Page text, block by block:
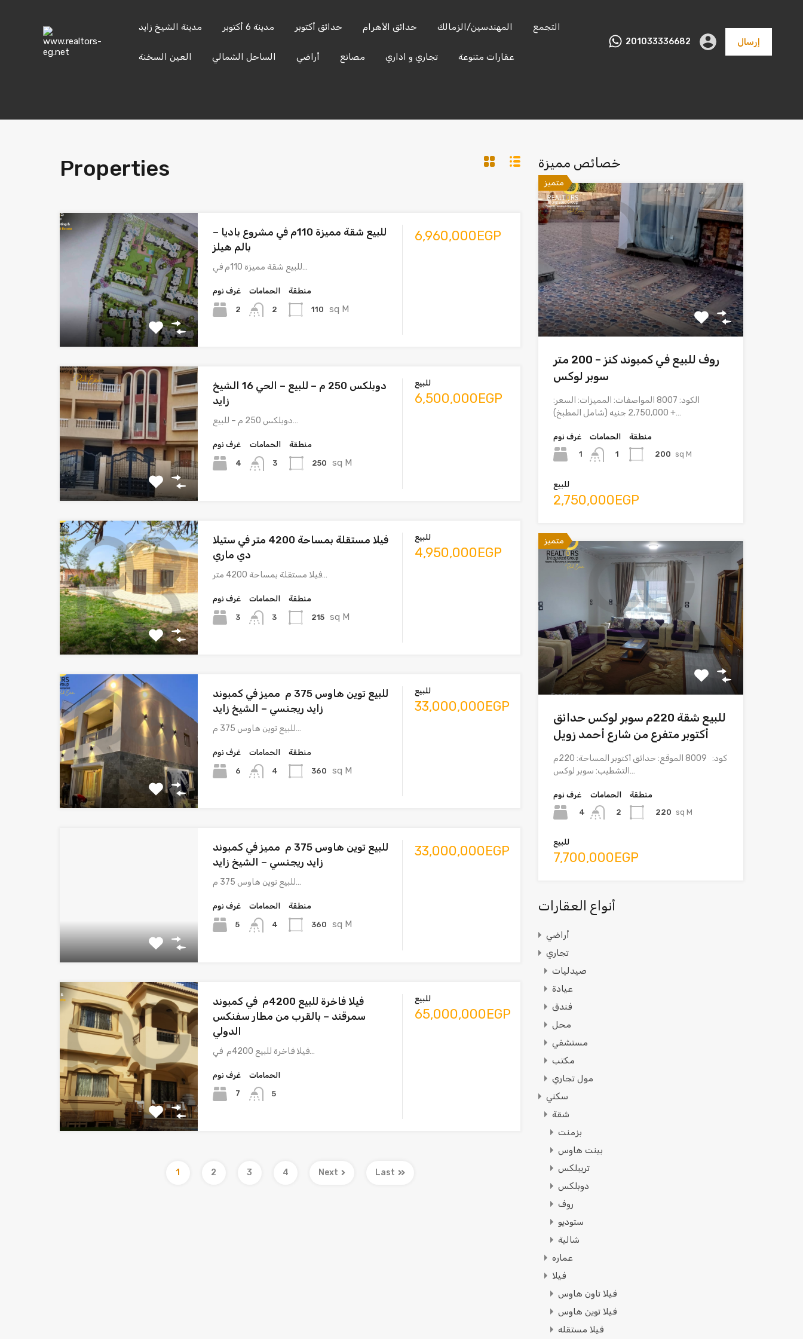
مدينة الشيخ زايد مدينة 6 أكتوبر حدائق أكتوبر حدائق الأهرام المهندسين/الزمالك التجمع
العين السخنة الساحل الشمالي أراضي مصانع تجاري و اداري عقارات متنوعة
201033336682 إرسال
Properties
للبيع شقة مميزة 110م في مشروع باديا –
بالم هيلز
للبيع شقة مميزة 110م في…
غرف نوم
2
الحمامات
2
منطقة
110 sq M
6,960,000EGP
دوبلكس 250 م – للبيع – الحي 16 الشيخ
زايد
دوبلكس 250 م – للبيع…
غرف نوم
4
الحمامات
3
منطقة
250 sq M
للبيع
6,500,000EGP
فيلا مستقلة بمساحة 4200 متر في ستيلا
دي ماري
فيلا مستقلة بمساحة 4200 متر…
غرف نوم
3
الحمامات
3
منطقة
215 sq M
للبيع
4,950,000EGP
للبيع توين هاوس 375 م مميز في كمبوند
زايد ريجنسي – الشيخ زايد
للبيع توين هاوس 375 م…
غرف نوم
6
الحمامات
4
منطقة
360 sq M
للبيع
33,000,000EGP
للبيع توين هاوس 375 م مميز في كمبوند
زايد ريجنسي – الشيخ زايد
للبيع توين هاوس 375 م…
غرف نوم
5
الحمامات
4
منطقة
360 sq M
33,000,000EGP
فيلا فاخرة للبيع 4200م في كمبوند
سمرقند – بالقرب من مطار سفنكس
الدولي
فيلا فاخرة للبيع 4200م في…
غرف نوم
7
الحمامات
5
للبيع
65,000,000EGP
1 2 3 4 Next Last
خصائص مميزة
متميز
روف للبيع في كمبوند كنز – 200 متر
سوبر لوكس
الكود: 8007 المواصفات: المميزات: السعر:
2,750,000 جنيه (شامل المطبخ) +…
غرف نوم
1
الحمامات
1
منطقة
200 sq M
للبيع
2,750,000EGP
متميز
للبيع شقة 220م سوبر لوكس حدائق
أكتوبر متفرع من شارع أحمد زويل
كود: 8009 الموقع: حدائق أكتوبر المساحة: 220م
التشطيب: سوبر لوكس…
غرف نوم
4
الحمامات
2
منطقة
220 sq M
للبيع
7,700,000EGP
أنواع العقارات
أراضي
تجاري
صيدليات
عيادة
فندق
محل
مستشفي
مكتب
مول تجاري
سكني
شقة
بزمنت
بينت هاوس
تريبلكس
دوبلكس
روف
ستوديو
شالية
عماره
فيلا
فيلا تاون هاوس
فيلا توين هاوس
فيلا مستقله